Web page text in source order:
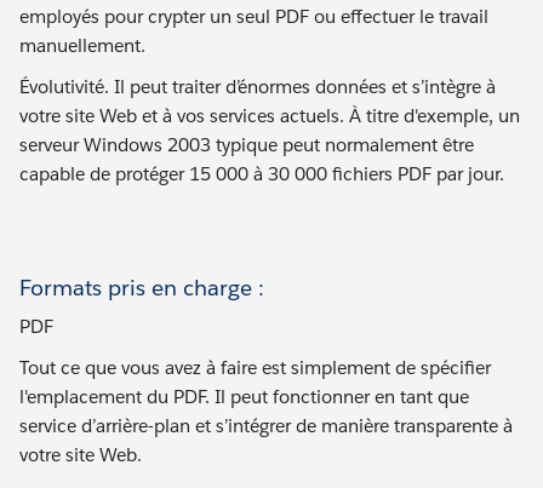
employés pour crypter un seul PDF ou effectuer le travail
manuellement.
Évolutivité. Il peut traiter d’énormes données et s’intègre à
votre site Web et à vos services actuels. À titre d'exemple, un
serveur Windows 2003 typique peut normalement être
capable de protéger 15 000 à 30 000 fichiers PDF par jour.
Formats pris en charge :
PDF
Tout ce que vous avez à faire est simplement de spécifier
l'emplacement du PDF. Il peut fonctionner en tant que
service d’arrière-plan et s’intégrer de manière transparente à
votre site Web.